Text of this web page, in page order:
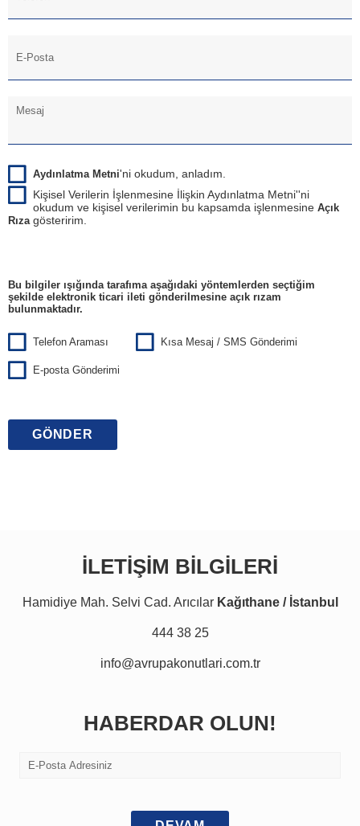
Aydınlatma Metni'ni okudum, anladım.
Kişisel Verilerin İşlenmesine İlişkin Aydınlatma Metni''ni
okudum ve kişisel verilerimin bu kapsamda işlenmesine Açık
Rıza gösteririm.
Bu bilgiler ışığında tarafıma aşağıdaki yöntemlerden seçtiğim
şekilde elektronik ticari ileti gönderilmesine açık rızam
bulunmaktadır.
Telefon Araması Kısa Mesaj / SMS Gönderimi
E-posta Gönderimi
GÖNDER
İLETİŞİM BİLGİLERİ
Hamidiye Mah. Selvi Cad. Arıcılar Kağıthane / İstanbul
444 38 25
info@avrupakonutlari.com.tr
HABERDAR OLUN!